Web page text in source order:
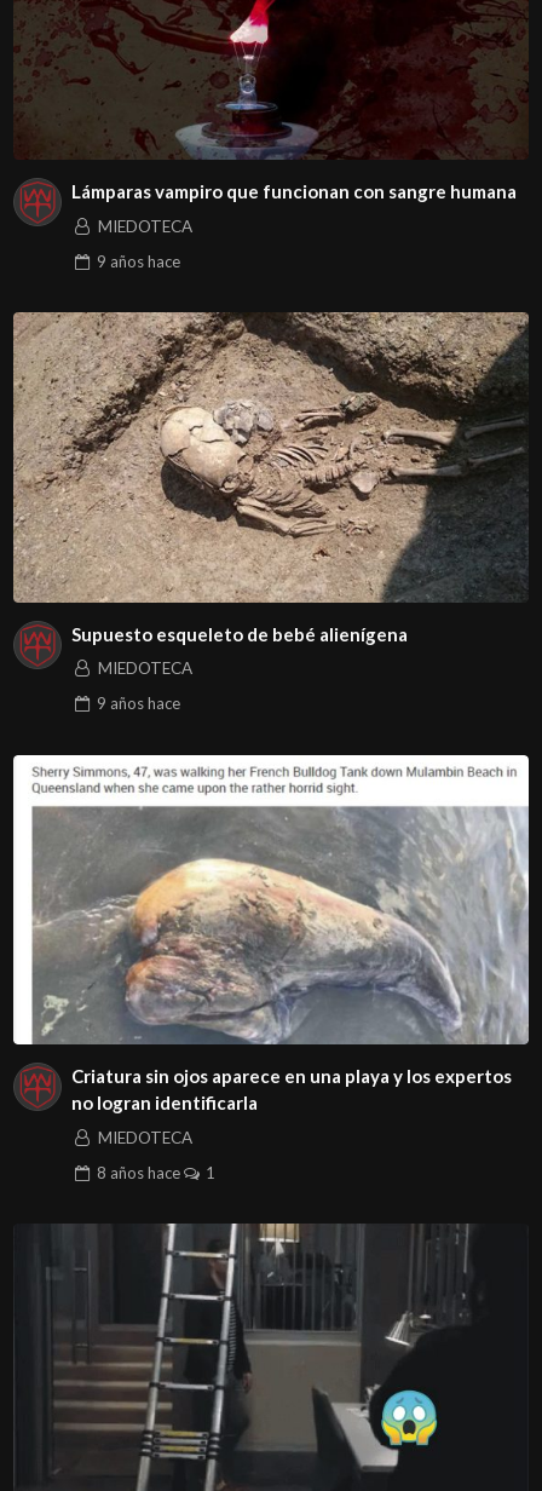
Lámparas vampiro que funcionan con sangre humana
MIEDOTECA
9 añoshace
Supuesto esqueleto de bebé alienígena
MIEDOTECA
9 añoshace
Criatura sin ojos aparece en una playa y los expertos
no logran identificarla
MIEDOTECA
8 añoshace 1